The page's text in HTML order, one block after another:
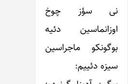
نی سؤز چوخ
اوزانماسین دئیه
بوگونکو ‌ماجراسین
سیزه دئییم: